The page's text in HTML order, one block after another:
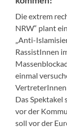
Die extrem
NRW“ plant
„Anti-
RassistInnen
einmal
VertreterInnen
Das
vor der
soll vor der